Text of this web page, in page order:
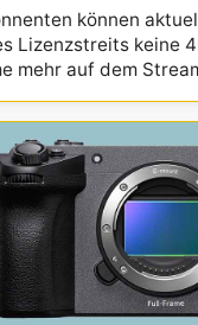
können
Lizenzstreits keine
mehr auf dem